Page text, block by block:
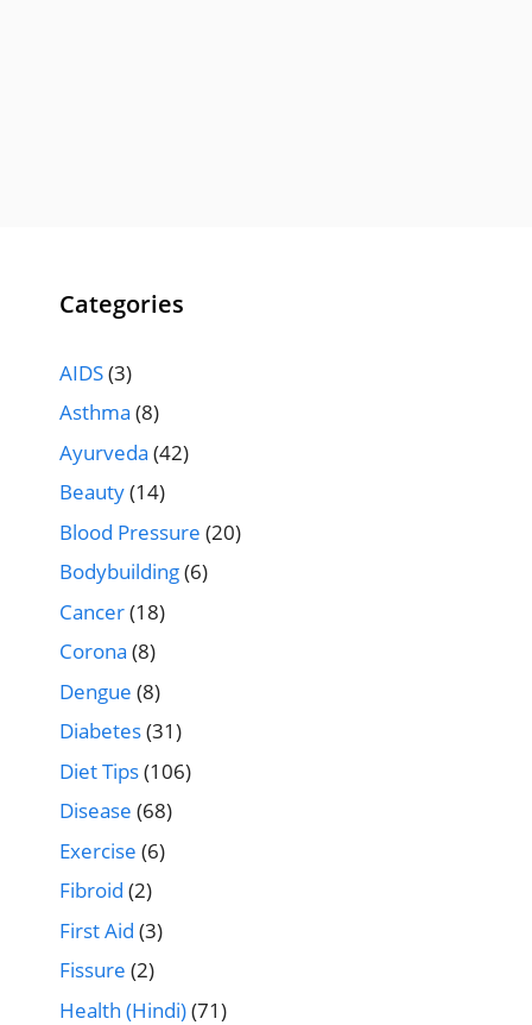
Categories
AIDS(3)
Asthma (8)
Ayurveda (42)
Beauty(14)
Blood Pressure (20)
Bodybuilding(6)
Cancer(18)
Corona (8)
Dengue (8)
Diabetes(31)
Diet Tips(106)
Disease (68)
Exercise (6)
Fibroid (2)
First Aid (3)
Fissure (2)
Health (Hindi)(71)